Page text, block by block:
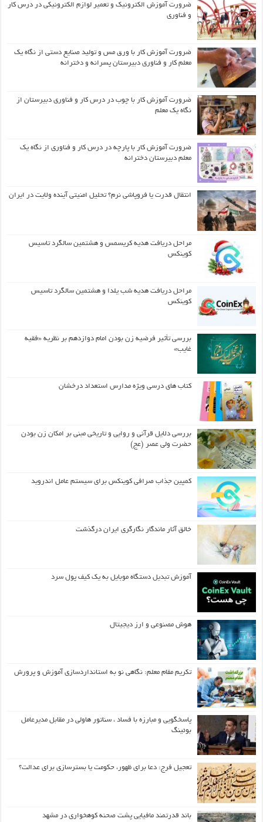
ضرورت آموزش الکترونیک و تعمیر لوازم الکترونیکی در درس کار
و فناوری
ضرورت آموزش کار با ورق مس و تولید صنایع دستی از نگاه یک
معلم کار و فناوری دبیرستان پسرانه و دخترانه
ضرورت آموزش کار با چوب در درس کار و فناوری دبیرستان از
نگاه یک معلم
ضرورت آموزش کار با پارچه در درس کار و فناوری از نگاه یک
معلم دبیرستان دخترانه
انتقال قدرت یا فروپاشی نرم؟ تحلیل امنیتی آینده ولایت در ایران
مراحل دریافت هدیه کریسمس و هشتمین سالگرد تاسیس
کوینکس
مراحل دریافت هدیه شب یلدا و هشتمین سالگرد تاسیس
کوینکس
بررسی تأثیر فرضیه زن بودن امام دوازدهم بر نظریه «فقیه
غایب»
کتاب های درسی ویژه مدارس استعداد درخشان
بررسی دلایل قرآنی و روایی و تاریخی مبنی بر امکان زن بودن
حضرت ولی عصر (عج)
کمپین جذاب صرافی کوینکس برای سیستم عامل اندروید
خالق آثار ماندگار نگارگری ایران درگذشت
آموزش تبدیل دستگاه موبایل به یک کیف‌ پول سرد
هوش مصنوعی و ارز دیجیتال
تکریم مقام معلم: نگاهی نو به استانداردسازی آموزش و پرورش
پاسخگویی و مبارزه با فساد ، سناتور هاولی در مقابل مدیرعامل
بوئینگ
تعجیل فرج: دعا برای ظهور، حکومت یا بسترسازی برای عدالت؟
باند قدرتمند مافیایی پشت صحنه کوهخواری در مشهد